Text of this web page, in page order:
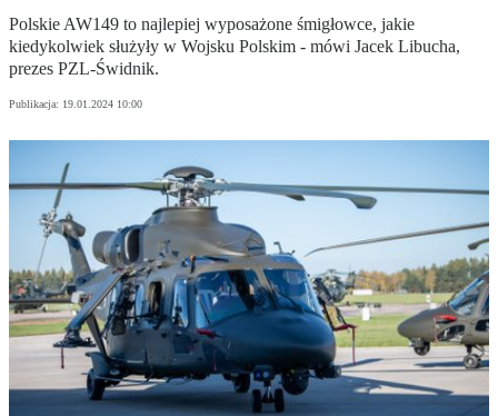
Polskie AW149 to najlepiej wyposażone śmigłowce, jakie
kiedykolwiek służyły w Wojsku Polskim - mówi Jacek Libucha,
prezes PZL-Świdnik.
Publikacja: 19.01.2024 10:00